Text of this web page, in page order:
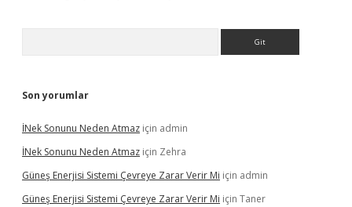
Son yorumlar
İNek Sonunu Neden Atmaz için admin
İNek Sonunu Neden Atmaz için Zehra
Güneş Enerjisi Sistemi Çevreye Zarar Verir Mi için admin
Güneş Enerjisi Sistemi Çevreye Zarar Verir Mi için Taner